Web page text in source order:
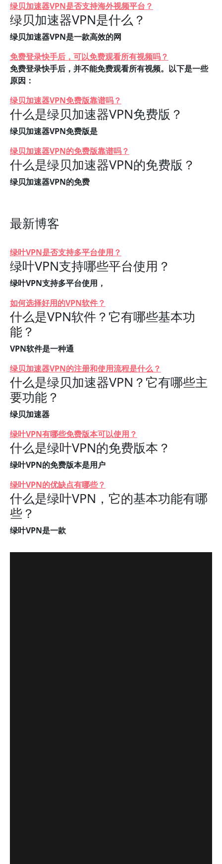
绿贝加速器VPN是否支持海外视频平台？
绿贝加速器VPN是什么？
绿贝加速器VPN是一款高效的网
免费登录快手后，可以免费观看所有视频吗？
免费登录快手后，并不能免费观看所有视频。以下是一些
原因：
绿贝加速器VPN免费版靠谱吗？
什么是绿贝加速器VPN免费版？
绿贝加速器VPN免费版是
绿贝加速器VPN的免费版靠谱吗？
什么是绿贝加速器VPN的免费版？
绿贝加速器VPN的免费
最新博客
绿叶VPN是否支持多平台使用？
绿叶VPN支持哪些平台使用？
绿叶VPN支持多平台使用，
如何选择好用的VPN软件？
什么是VPN软件？它有哪些基本功
能？
VPN软件是一种通
绿贝加速器VPN的注册和使用流程是什么？
什么是绿贝加速器VPN？它有哪些主
要功能？
绿贝加速器
绿叶VPN有哪些免费版本可以使用？
什么是绿叶VPN的免费版本？
绿叶VPN的免费版本是用户
绿叶VPN的优缺点有哪些？
什么是绿叶VPN，它的基本功能有哪
些？
绿叶VPN是一款